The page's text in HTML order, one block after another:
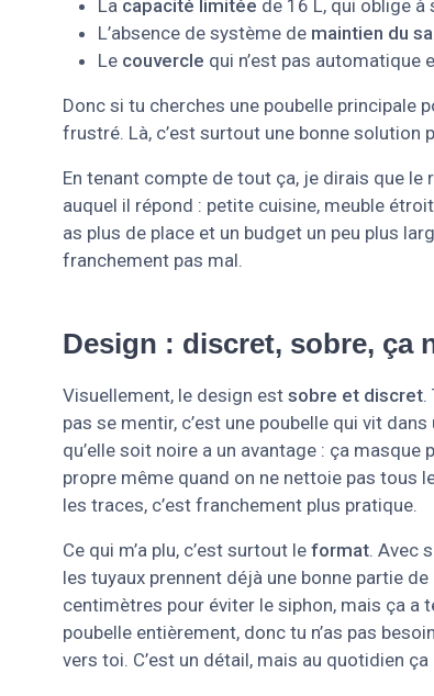
La capacité limitée de 16 L, qui oblige
L’absence de système de maintien du
Le couvercle qui n’est pas
Donc si tu cherches une poubelle principale
frustré. Là, c’est surtout une bonne solution
En tenant compte de tout ça, je dirais que le
auquel il répond : petite cuisine, meuble
as plus de place et un budget un peu plus
franchement pas mal.
Design : discret, sobre, ça
Visuellement, le design est sobre et discret.
pas se mentir, c’est une poubelle qui vit
qu’elle soit noire a un avantage : ça
propre même quand on ne nettoie pas tous
les traces, c’est franchement plus pratique.
Ce qui m’a plu, c’est surtout le format. Avec
les tuyaux prennent déjà une bonne partie
centimètres pour éviter le siphon, mais ça a
poubelle entièrement, donc tu n’as pas
vers toi. C’est un détail, mais au quotidien ça